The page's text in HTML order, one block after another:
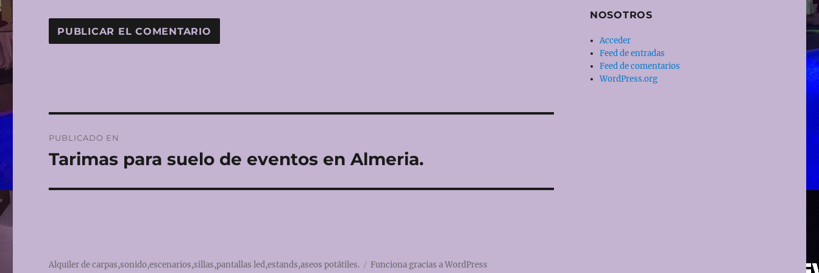
de
PUBLICADO EN
Tarimas para suelo de eventos en Almeria.
NOSOTROS
Acceder
Feed de entradas
Feed de comentarios
WordPress.org
Alquiler de carpas,sonido,escenarios,sillas,pantallas led,estands,aseos potátiles. Funciona gracias a WordPress